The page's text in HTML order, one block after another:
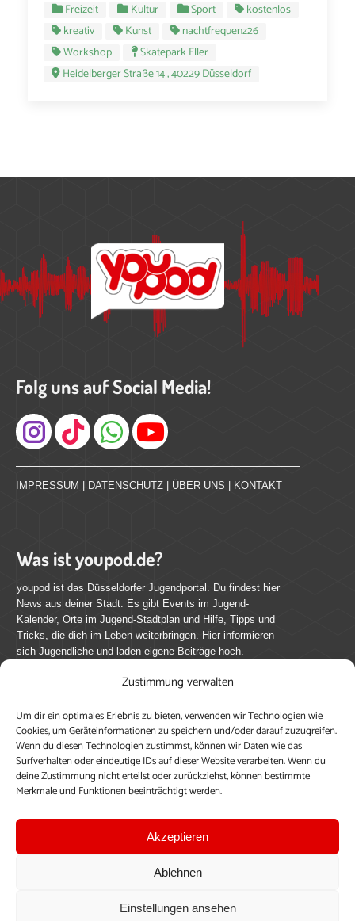
Zustimmung verwalten
Um dir ein optimales Erlebnis zu bieten, verwenden wir Technologien wie
Cookies, um Geräteinformationen zu speichern und/oder darauf zuzugreifen.
Wenn du diesen Technologien zustimmst, können wir Daten wie das
Surfverhalten oder eindeutige IDs auf dieser Website verarbeiten. Wenn du
deine Zustimmung nicht erteilst oder zurückziehst, können bestimmte
Merkmale und Funktionen beeinträchtigt werden.
Akzeptieren
Ablehnen
Einstellungen ansehen
Freizeit Kultur Sport
kostenlos
kreativ
Kunst
nachtfrequenz26
Workshop
Skatepark Eller
Heidelberger Straße 14 , 40229 Düsseldorf
Folg uns auf Social Media!
Instagram
IMPRESSUM DATENSCHUTZ ÜBER UNS KONTAKT
Was ist youpod.de?
youpod ist das Düsseldorfer Jugendportal. Du findest hier
News aus deiner Stadt. Es gibt Events im Jugend-
Kalender, Orte im Jugend-Stadtplan und Hilfe, Tipps und
Tricks, die dich im Leben weiterbringen. Hier informieren
sich Jugendliche und laden eigene Beiträge hoch.
Mach mit bei youpod.de!
youpod.de lebt von Menschen wie dir. Sammel
journalistische Erfahrung, teile deine Perspektive und
veröffentliche deine Beiträge auf youpod.de.Du musst
dich anmelden, um alle Funktionen nutzen zu können, ein
Profil anzulegen, eigene Beiträge hochzuladen und zu
Einloggen